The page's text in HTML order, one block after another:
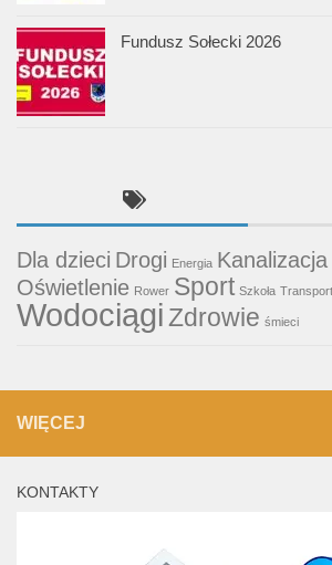
Fundusz Sołecki 2026
Dla dzieci Drogi Energia Kanalizacja
Oświetlenie Rower Sport Szkoła Transport
WodociągiZdrowie śmieci
WIĘCEJ
KONTAKTY